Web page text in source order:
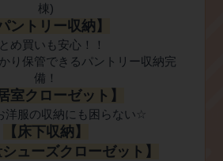
棟)
ントリー収納】
め買いも安心！！
り保管できるパントリー収納完
備！
室クローゼット】
洋服の収納にも困らない ☆
【床下収納】
シューズクローゼット】